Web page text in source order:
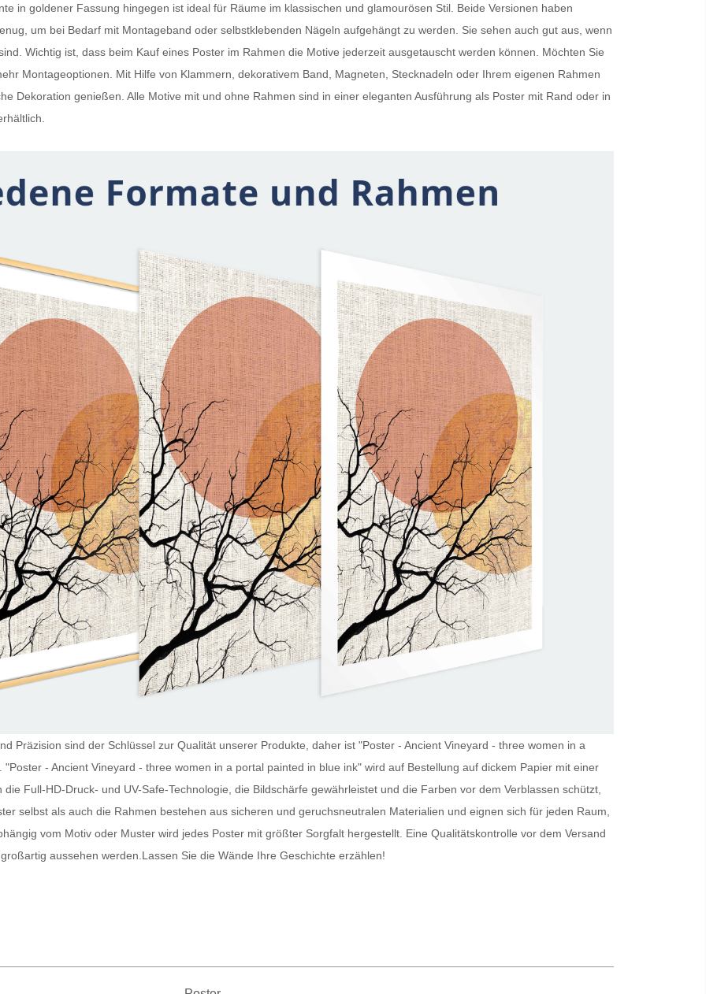
in goldener Fassung hingegen ist ideal für Räume im klassischen und glamourösen Stil. Beide Versionen haben
um bei Bedarf mit Montageband oder selbstklebenden Nägeln aufgehängt zu werden. Sie sehen auch gut aus, wenn
Wichtig ist, dass beim Kauf eines Poster im Rahmen die Motive jederzeit ausgetauscht werden können. Möchten Sie
Montageoptionen. Mit Hilfe von Klammern, dekorativem Band, Magneten, Stecknadeln oder Ihrem eigenen Rahmen
Dekoration genießen. Alle Motive mit und ohne Rahmen sind in einer eleganten Ausführung als Poster mit Rand oder in
Präzision sind der Schlüssel zur Qualität unserer Produkte, daher ist "Poster - Ancient Vineyard - three women in a
- Ancient Vineyard - three women in a portal painted in blue ink" wird auf Bestellung auf dickem Papier mit einer
Full-HD-Druck- und UV-Safe-Technologie, die Bildschärfe gewährleistet und die Farben vor dem Verblassen schützt,
selbst als auch die Rahmen bestehen aus sicheren und geruchsneutralen Materialien und eignen sich für jeden Raum,
vom Motiv oder Muster wird jedes Poster mit größter Sorgfalt hergestellt. Eine Qualitätskontrolle vor dem Versand
aussehen werden. Lassen Sie die Wände Ihre Geschichte erzählen!